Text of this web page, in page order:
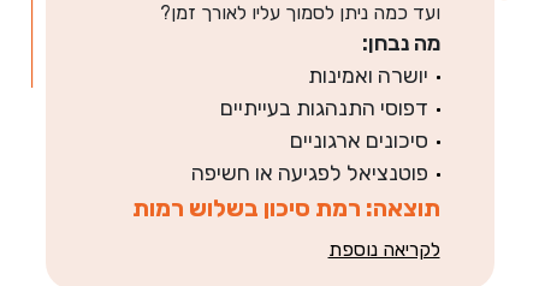
ועד כמה ניתן לסמוך עליו לאורך זמן?
מה נבחן:
יושרה ואמינות
דפוסי התנהגות בעייתיים
סיכונים ארגוניים
פוטנציאל לפגיעה או חשיפה
תוצאה: רמת סיכון בשלוש רמות
לקריאה נוספת